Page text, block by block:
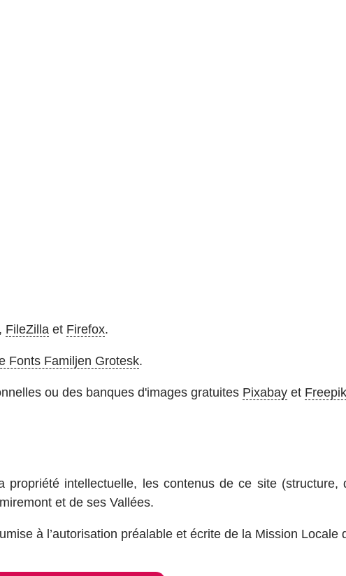
, FileZillaet Firefox.
Fonts Familjen Grotesk.
ou des banques d'images gratuites Pixabayet Freepik
intellectuelle, les contenus de ce site
et de ses Vallées.
à l’autorisation préalable et écrite de la Mission